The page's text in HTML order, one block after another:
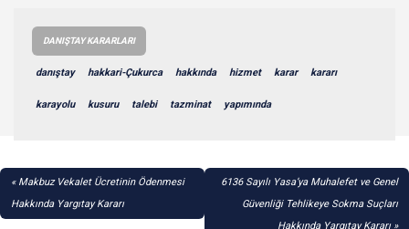
DANIŞTAY KARARLARI
danıştay hakkari-Çukurca hakkında hizmet karar kararı
karayolu kusuru talebi tazminat yapımında
YAZI
GEZINMESI
Makbuz Vekalet Ücretinin Ödenmesi
Hakkında Yargıtay Kararı
6136 Sayılı Yasa’ya Muhalefet ve Genel
Güvenliği Tehlikeye Sokma Suçları
Hakkında Yargıtay Kararı